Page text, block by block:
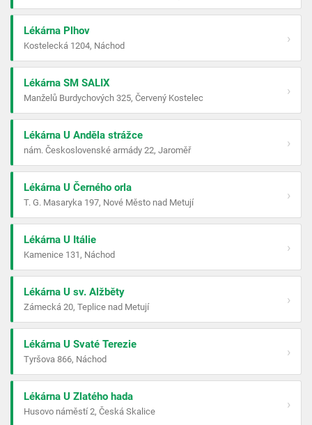
Lékárna Plhov
Kostelecká 1204, Náchod
›
Lékárna SM SALIX
Manželů Burdychových 325, Červený Kostelec
›
Lékárna U Anděla strážce
nám. Československé armády 22, Jaroměř
›
Lékárna U Černého orla
T. G. Masaryka 197, Nové Město nad Metují
›
Lékárna U Itálie
Kamenice 131, Náchod
›
Lékárna U sv. Alžběty
Zámecká 20, Teplice nad Metují
›
Lékárna U Svaté Terezie
Tyršova 866, Náchod
›
Lékárna U Zlatého hada
Husovo náměstí 2, Česká Skalice
›